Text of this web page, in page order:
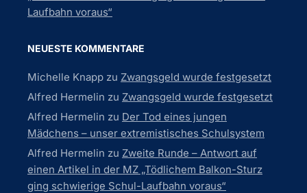
Laufbahn voraus“
NEUESTE KOMMENTARE
Michelle Knapp zu Zwangsgeld wurde festgesetzt
Alfred Hermelin zu Zwangsgeld wurde festgesetzt
Alfred Hermelin zu Der Tod eines jungen
Mädchens – unser extremistisches Schulsystem
Alfred Hermelin zu Zweite Runde – Antwort auf
einen Artikel in der MZ „Tödlichem Balkon-Sturz
ging schwierige Schul-Laufbahn voraus“